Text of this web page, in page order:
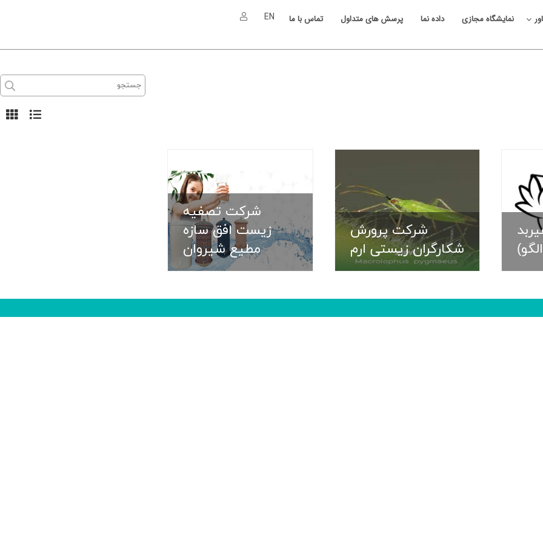
نمایشگاه مجازی داده نما پرسش های متداول تماس با ما EN
پست الکترونیکی :
mey3am.m.69@gmail.comشرکت پرورش
شکارگران زیستی ارم
شکارگران زیستی ارم
پست الکترونیکی :
ahmadi7093@yahoo.com
شرکت تصفيه
زيست افق سازه
مطيع شيروان